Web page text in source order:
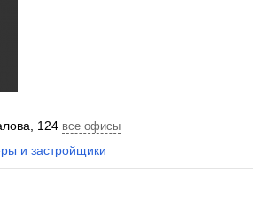
124 все офисы
и застройщики